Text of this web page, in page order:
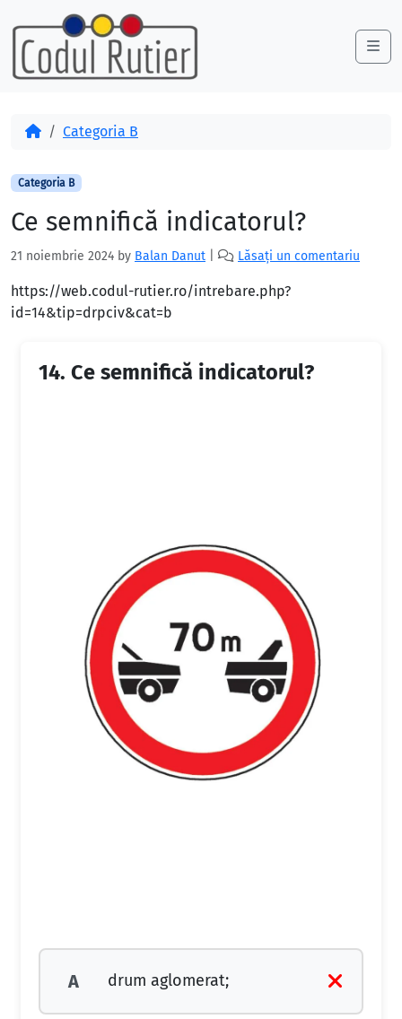
Skip to content
Skip to footer
AcasăCategoria B
Categoria B
Ce semnifică indicatorul?
21 noiembrie 2024 by Balan Danut Lăsați un comentariu
https://web.codul-rutier.ro/intrebare.php?
id=14&tip=drpciv&cat=b
14. Ce semnifică indicatorul?
A drum aglomerat;